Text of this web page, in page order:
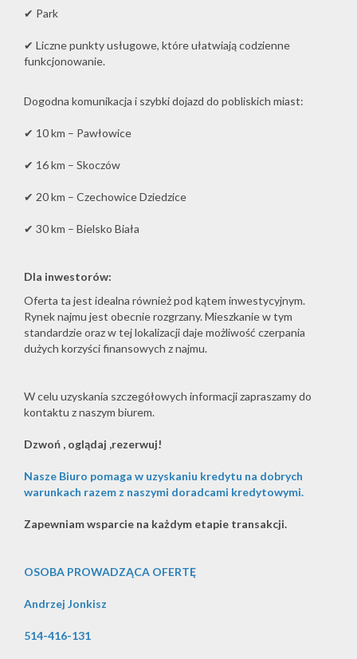
✔ Park
✔ Liczne punkty usługowe, które ułatwiają codzienne
funkcjonowanie.
Dogodna komunikacja i szybki dojazd do pobliskich miast:
✔ 10 km – Pawłowice
✔ 16 km – Skoczów
✔ 20 km – Czechowice Dziedzice
✔ 30 km – Bielsko Biała
Dla inwestorów:
Oferta ta jest idealna również pod kątem inwestycyjnym.
Rynek najmu jest obecnie rozgrzany. Mieszkanie w tym
standardzie oraz w tej lokalizacji daje możliwość czerpania
dużych korzyści finansowych z najmu.
W celu uzyskania szczegółowych informacji zapraszamy do
kontaktu z naszym biurem.
Dzwoń , oglądaj ,rezerwuj!
Nasze Biuro pomaga w uzyskaniu kredytu na dobrych
warunkach razem z naszymi doradcami kredytowymi.
Zapewniam wsparcie na każdym etapie transakcji.
OSOBA PROWADZĄCA OFERTĘ
Andrzej Jonkisz
514-416-131